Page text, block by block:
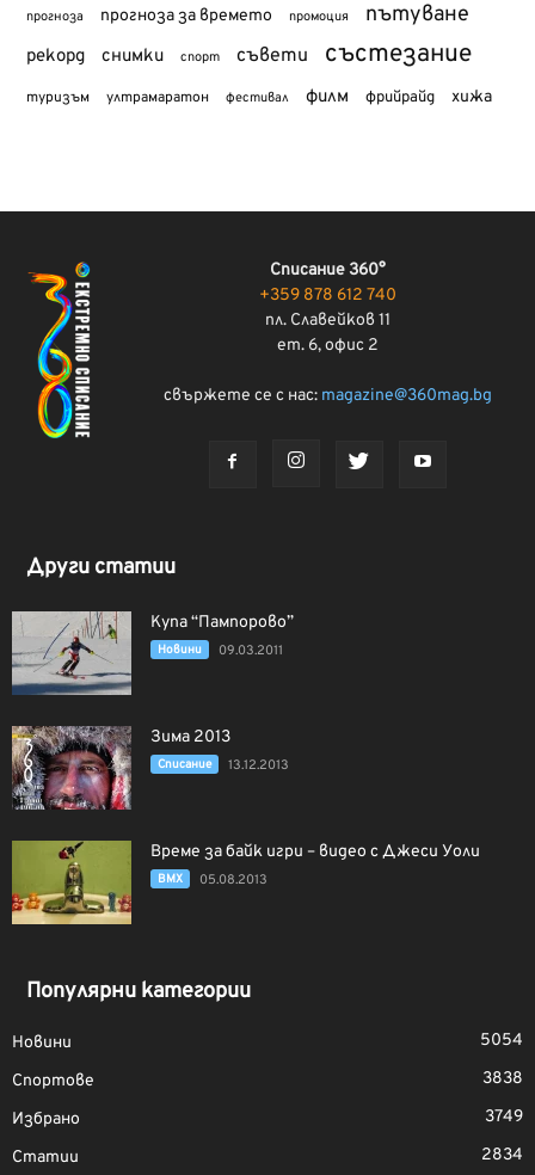
прогноза прогноза за времето промоция пътуване
рекорд снимки спорт съвети състезание
туризъм ултрамаратон фестивал филм фрийрайд хижа
Списание 360°
+359 878 612 740
пл. Славейков 11
ет. 6, офис 2
свържете се с нас: magazine@360mag.bg
Други статии
Купа “Пампорово”
Новини 09.03.2011
Зима 2013
Списание 13.12.2013
Време за байк игри – видео с Джеси Уоли
BMX 05.08.2013
Популярни категории
Новини
5054
Спортове
3838
Избрано
3749
Статии
2834